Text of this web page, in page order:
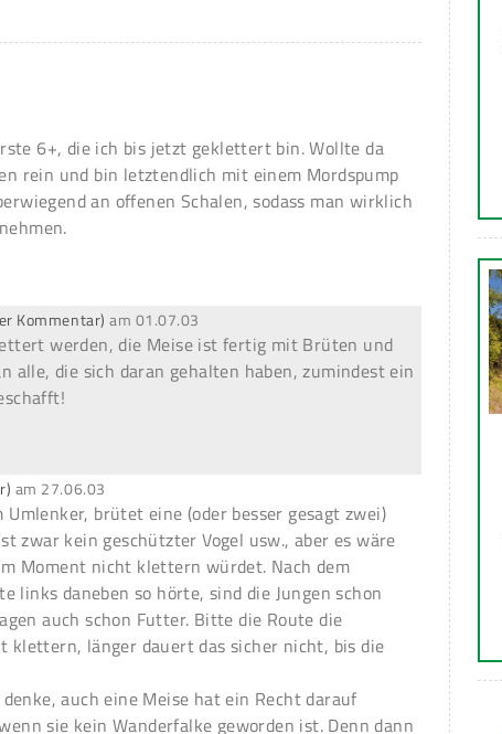
6+, die ich bis jetzt geklettert bin. Wollte da
rein und bin letztendlich mit einem Mordspump
an offenen Schalen, sodass man wirklich
Kommentar) am 01.07.03
werden, die Meise ist fertig mit Brüten und
alle, die sich daran gehalten haben, zumindest ein
am 27.06.03
brütet eine (oder besser gesagt zwei)
zwar kein geschützter Vogel usw., aber es wäre
Moment nicht klettern würdet. Nach dem
links daneben so hörte, sind die Jungen schon
auch schon Futter. Bitte die Route die
klettern, länger dauert das sicher nicht, bis die
auch eine Meise hat ein Recht darauf
sie kein Wanderfalke geworden ist. Denn dann